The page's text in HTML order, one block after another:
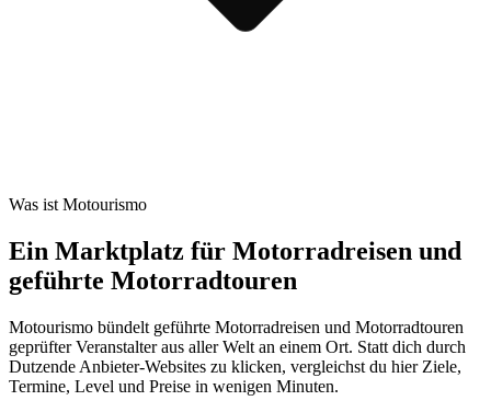
Was ist Motourismo
Ein Marktplatz für Motorradreisen und
geführte Motorradtouren
Motourismo bündelt geführte Motorradreisen und Motorradtouren
geprüfter Veranstalter aus aller Welt an einem Ort. Statt dich durch
Dutzende Anbieter-Websites zu klicken, vergleichst du hier Ziele,
Termine, Level und Preise in wenigen Minuten.